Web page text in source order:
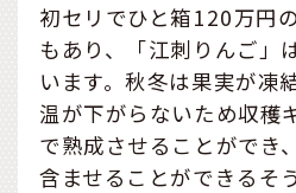
初セリでひと箱120万円
もあり、「江刺りんご」
います。秋冬は果実が凍
温が下がらないため収穫
で熟成させることができ
含ませることができるそう